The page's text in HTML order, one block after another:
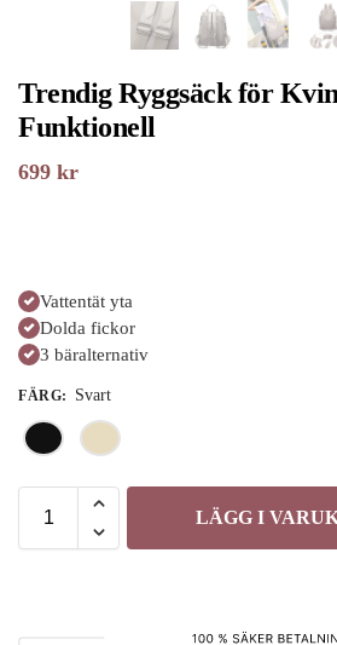
Trendig Ryggsäck för
Funktionell
699 kr
Vattentät yta
Dolda fickor
3 bäralternativ
FÄRG: Svart
LÄGG I